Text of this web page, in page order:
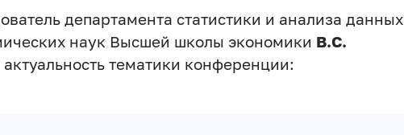
департамента статистики и анализа данных
наук Высшей школы экономики В.С.
актуальность тематики конференции: